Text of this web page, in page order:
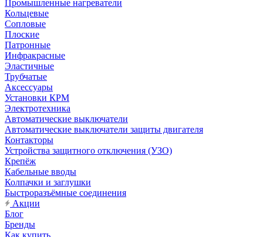
Промышленные нагреватели
Кольцевые
Сопловые
Плоские
Патронные
Инфракрасные
Эластичные
Трубчатые
Аксессуары
Установки КРМ
Электротехника
Автоматические выключатели
Автоматические выключатели защиты двигателя
Контакторы
Устройства защитного отключения (УЗО)
Крепёж
Кабельные вводы
Колпачки и заглушки
Быстроразъёмные соединения
Акции
Блог
Бренды
Как купить